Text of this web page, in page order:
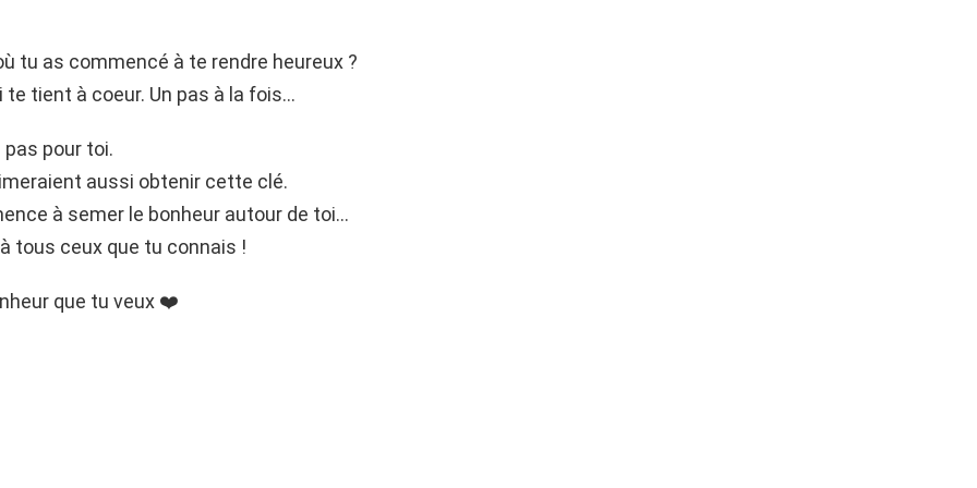
tu as commencé à te rendre heureux ?
tient à coeur. Un pas à la fois…
pas pour toi.
aussi obtenir cette clé.
à semer le bonheur autour de toi…
tous ceux que tu connais !
que tu veux ❤️